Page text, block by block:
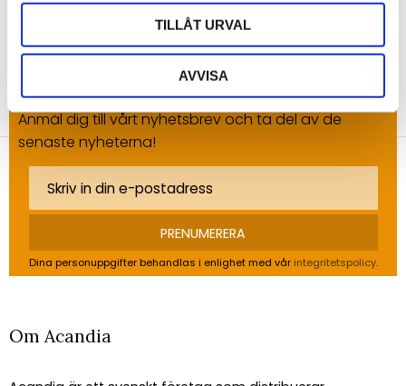
TILLÅT URVAL
AVVISA
NYHETSBREV
Anmäl dig till vårt nyhetsbrev och ta del av de
senaste nyheterna!
PRENUMERERA
Dina personuppgifter behandlas i enlighet med vår integritetspolicy.
Om Acandia